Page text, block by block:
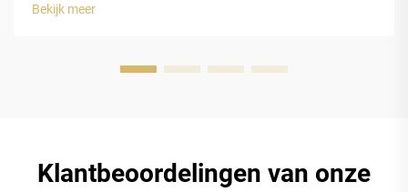
beschermen, dankzij zijn gesloten celstructuur die
Bekijk meer
Klantbeoordelingen van onze